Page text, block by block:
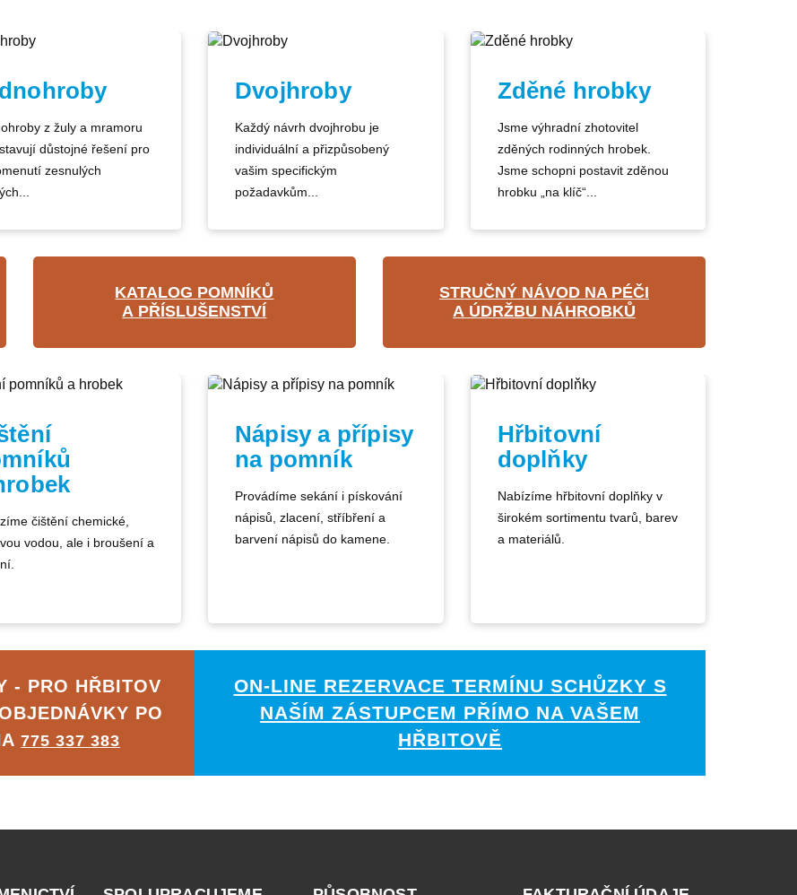
z žuly a mramoru
důstojné řešení pro
zesnulých
Dvojhroby
Každý návrh dvojhrobu je
individuální a přizpůsobený
vašim specifickým
požadavkům...
Zděné hrobky
Jsme výhradní zhotovitel
zděných rodinných hrobek.
Jsme schopni postavit zděnou
hrobku „na klíč“...
KATALOG POMNÍKŮ
A PŘÍSLUŠENSTVÍ
STRUČNÝ NÁVOD NA PÉČI
A ÚDRŽBU NÁHROBKŮ
čištění chemické,
vodou, ale i broušení a
Nápisy a přípisy
na pomník
Provádíme sekání i pískování
nápisů, zlacení, stříbření a
barvení nápisů do kamene.
Hřbitovní
doplňky
Nabízíme hřbitovní doplňky v
širokém sortimentu tvarů, barev
a materiálů.
- PRO HŘBITOV
PO
775 337 383
ON-LINE REZERVACE TERMÍNU SCHŮZKY S
NAŠÍM ZÁSTUPCEM PŘÍMO NA VAŠEM
HŘBITOVĚ